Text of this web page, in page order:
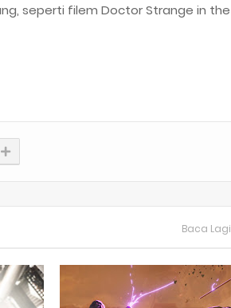
seperti filem Doctor Strange in the
Baca Lagi